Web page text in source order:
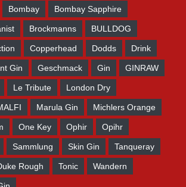
Bombay Bombay Sapphire
Brockmanns BULLDOG
Copperhead Dodds Drink
Gin Geschmack Gin GINRAW
Le Tribute London Dry
Marula Gin Michlers Orange
One Key Ophir Opihr
Sammlung Skin Gin Tanqueray
Rough Tonic Wandern